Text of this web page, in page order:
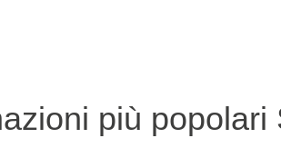
più popolari